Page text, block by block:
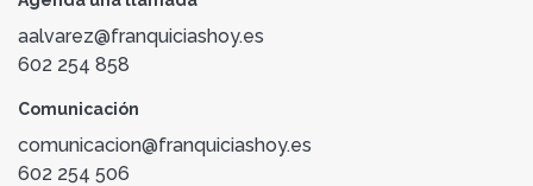
aalvarez@franquiciashoy.es
602 254 858
Comunicación
comunicacion@franquiciashoy.es
602 254 506